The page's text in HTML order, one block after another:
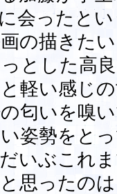
会ったと
の描きた
とした高
軽い感じ
匂いを嗅
姿勢をと
いぶこれ
思ったの